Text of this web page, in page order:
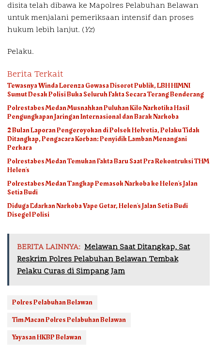
disita telah dibawa ke Mapolres Pelabuhan Belawan
untuk menjalani pemeriksaan intensif dan proses
hukum lebih lanjut. (Yz)
Pelaku.
Berita Terkait
Tewasnya Winda Lorenza Gowasa Disorot Publik, LBH HIMNI
Sumut Desak Polisi Buka Seluruh Fakta Secara Terang Benderang
Polrestabes Medan Musnahkan Puluhan Kilo Narkotika Hasil
Pengungkapan Jaringan Internasional dan Barak Narkoba
2 Bulan Laporan Pengeroyokan di Polsek Helvetia, Pelaku Tidak
Ditangkap, Pengacara Korban: Penyidik Lamban Menangani
Perkara
Polrestabes Medan Temukan Fakta Baru Saat Pra Rekontruksi THM
Helen’s
Polrestabes Medan Tangkap Pemasok Narkoba ke Helen’s Jalan
Setia Budi
Diduga Edarkan Narkoba Vape Getar, Helen’s Jalan Setia Budi
Disegel Polisi
BERITA LAINNYA: Melawan Saat Ditangkap, Sat
Reskrim Polres Pelabuhan Belawan Tembak
Pelaku Curas di Simpang Jam
Polres Pelabuhan Belawan
Tim Macan Polres Pelabuhan Belawan
Yayasan HKBP Belawan